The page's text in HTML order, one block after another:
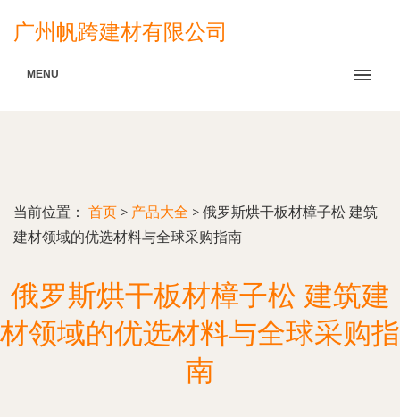
广州帆跨建材有限公司
MENU
当前位置： 首页 > 产品大全 > 俄罗斯烘干板材樟子松 建筑
建材领域的优选材料与全球采购指南
俄罗斯烘干板材樟子松 建筑建
材领域的优选材料与全球采购指
南